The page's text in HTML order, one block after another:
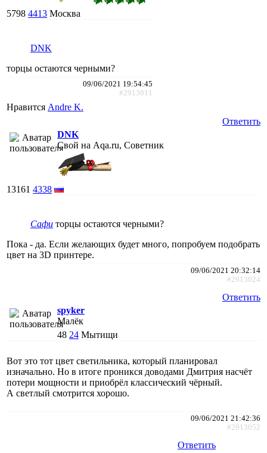
5798 4413 Москва
DNK
торцы остаются черными?
09/06/2021 19:54:45
#2913011
Нравится Andre K.
Ответить
DNK
Свой на Aqa.ru, Советник
13161 4338
Сафи торцы остаются черными?
Пока - да. Если желающих будет много, попробуем подобрать
цвет на 3D принтере.
09/06/2021 20:32:14
#2913024
Ответить
spyker
Малёк
48 24 Мытищи
Вот это тот цвет светильника, который планировал
изначально. Но в итоге проникся доводами Дмитрия насчёт
потери мощности и приобрёл классический чёрный.
А светлый смотрится хорошо.
09/06/2021 21:42:36
#2913052
Ответить